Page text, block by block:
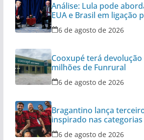
Análise: Lula pode
EUA e Brasil em ligação
6 de agosto de 2026
Cooxupé terá devolução
milhões de Funrural
6 de agosto de 2026
Bragantino lança
inspirado nas categorias
6 de agosto de 2026